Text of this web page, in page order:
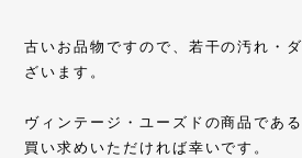
古いお品物ですので、若干の汚れ・
ざいます。
ヴィンテージ・ユーズドの商品であ
買い求めいただければ幸いです。